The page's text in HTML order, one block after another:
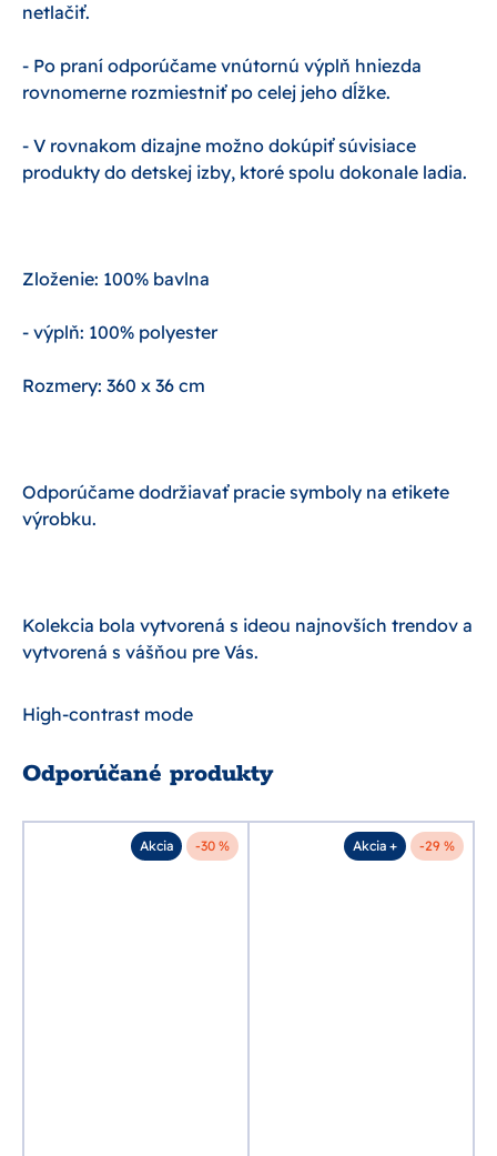
netlačiť.
- Po praní odporúčame vnútornú výplň hniezda
rovnomerne rozmiestniť po celej jeho dĺžke.
- V rovnakom dizajne možno dokúpiť súvisiace
produkty do detskej izby, ktoré spolu dokonale ladia.
Zloženie: 100% bavlna
- výplň: 100% polyester
Rozmery: 360 x 36 cm
Odporúčame dodržiavať pracie symboly na etikete
výrobku.
Kolekcia bola vytvorená s ideou najnovších trendov a
vytvorená s vášňou pre Vás.
High-contrast mode
Odporúčané produkty
Akcia -30 % Akcia + -29 %